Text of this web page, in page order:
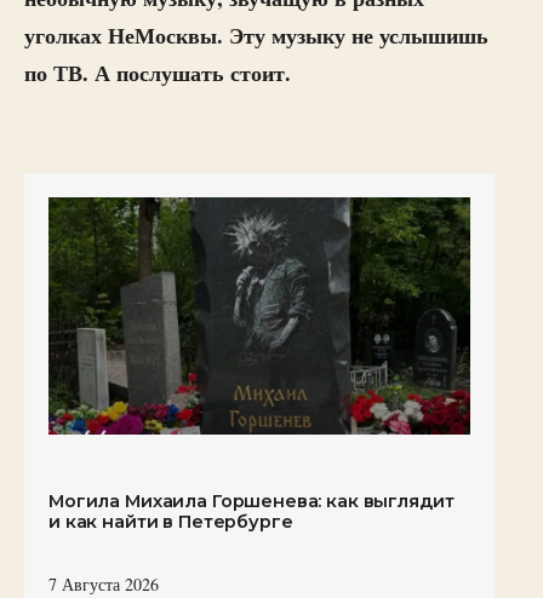
уголках НеМосквы. Эту музыку не услышишь
по ТВ. А послушать стоит.
Могила Михаила Горшенева: как выглядит
и как найти в Петербурге
7 Августа 2026